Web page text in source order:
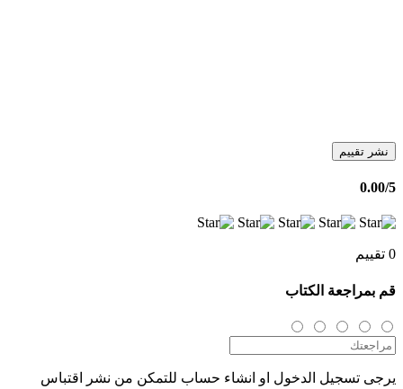
نشر تقييم
0.00/5
0 تقييم
قم بمراجعة الكتاب
يرجى تسجيل الدخول او انشاء حساب للتمكن من نشر اقتباس